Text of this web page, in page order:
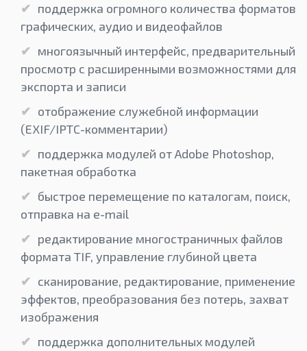
поддержка огромного количества форматов
графических, аудио и видеофайлов
многоязычный интерфейс, предварительный
просмотр с расширенными возможностями для
экспорта и записи
отображение служебной информации
(EXIF/IPTC-комментарии)
поддержка модулей от Adobe Photoshop,
пакетная обработка
быстрое перемещение по каталогам, поиск,
отправка на e-mail
редактирование многостраничных файлов
формата TIF, управление глубиной цвета
сканирование, редактирование, применение
эффектов, преобразования без потерь, захват
изображения
поддержка дополнительных модулей